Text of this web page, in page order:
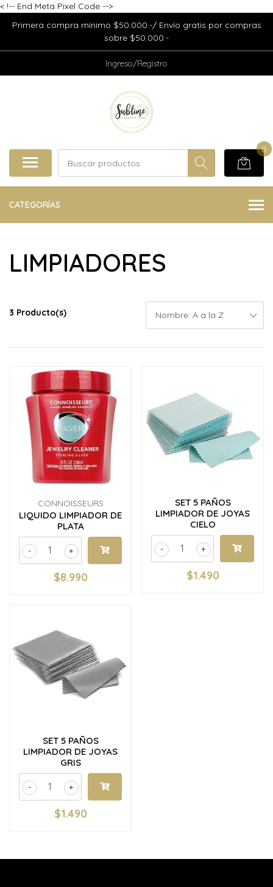
< !-- End Meta Pixel Code -->
Primera compra mínimo $50.000.-/ Envío gratis por compras
sobre $50.000.-
Ingreso/Registro
0
CATEGORÍAS
LIMPIADORES
3 Producto(s)
CONNOISSEURS
LIQUIDO LIMPIADOR DE
PLATA
+
-
$8.990
SET 5 PAÑOS
LIMPIADOR DE JOYAS
CIELO
+
-
$1.490
SET 5 PAÑOS
LIMPIADOR DE JOYAS
GRIS
+
-
$1.490